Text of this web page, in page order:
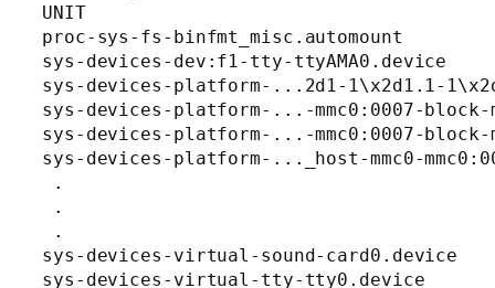
UNIT
proc-sys-fs-binfmt_misc.automount
sys-devices-dev:f1-tty-
sys-devices-platform-...2d1-1\x2d1.1-
sys-devices-platform-...-mmc0:0007-block-
sys-devices-platform-...-mmc0:0007-block-
sys-devices-platform-..._host-mmc0-
.
.
.
sys-devices-virtual-sound-
sys-devices-virtual-tty-tty0.device